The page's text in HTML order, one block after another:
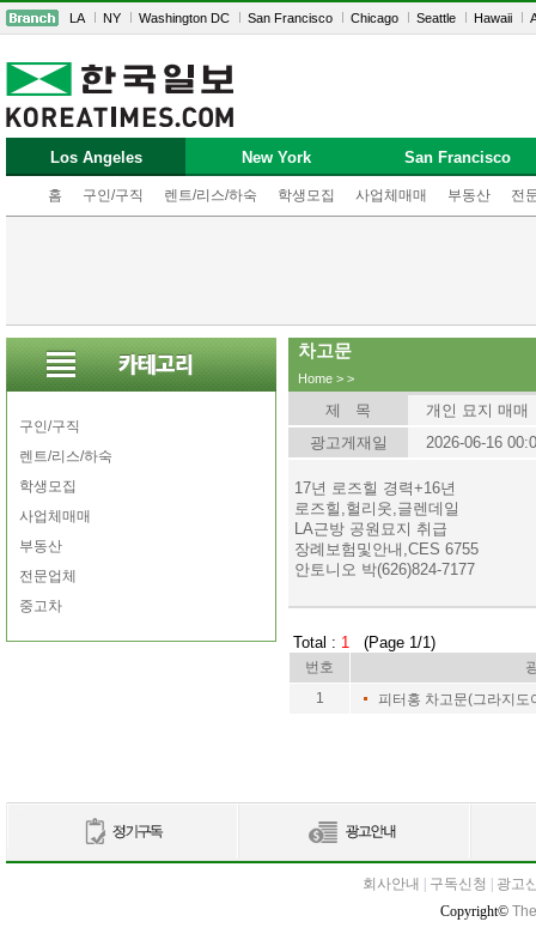
LA NY Washington DC San Francisco Chicago Seattle Hawaii
Los Angeles
홈 구인/구직 렌트/리스/하숙 학생모집 사업체매매 부동산 전
New York San Francisco
구인/구직
렌트/리스/하숙
학생모집
사업체매매
부동산
전문업체
중고차
차고문
Home > >
제 목
개인 묘지 매매
광고게재일
2026-06-16
17년 로즈힐 경력+16년
로즈힐,헐리웃,글렌데일
LA근방 공원묘지 취급
장례보험및안내,CES 6755
안토니오 박(626)824-7177
Total : 1 (Page 1/1)
번호
1
피터홍 차고문(그라지도
회사안내 구독신청
광고
Copyright©